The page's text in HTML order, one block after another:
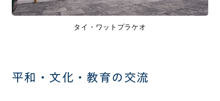
タイ・ワットプラケオ
平和・文化・教育の交流